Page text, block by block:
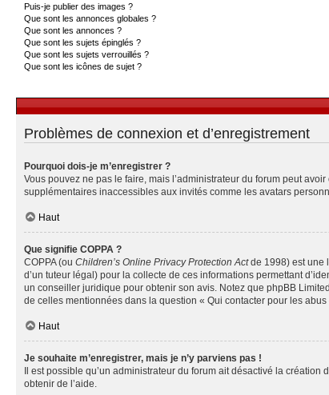
Puis-je publier des images ?
Que sont les annonces globales ?
Que sont les annonces ?
Que sont les sujets épinglés ?
Que sont les sujets verrouillés ?
Que sont les icônes de sujet ?
Problèmes de connexion et d’enregistrement
Pourquoi dois-je m’enregistrer ?
Vous pouvez ne pas le faire, mais l’administrateur du forum peut
supplémentaires inaccessibles aux invités comme les avatars
Haut
Que signifie COPPA ?
COPPA (ou Children’s Online Privacy Protection Actde 1998) est une
d’un tuteur légal) pour la collecte de ces informations permettant
un conseiller juridique pour obtenir son avis. Notez que phpBB
de celles mentionnées dans la question « Qui contacter pour les
Haut
Je souhaite m’enregistrer, mais je n’y parviens pas !
Il est possible qu’un administrateur du forum ait désactivé la
obtenir de l’aide.